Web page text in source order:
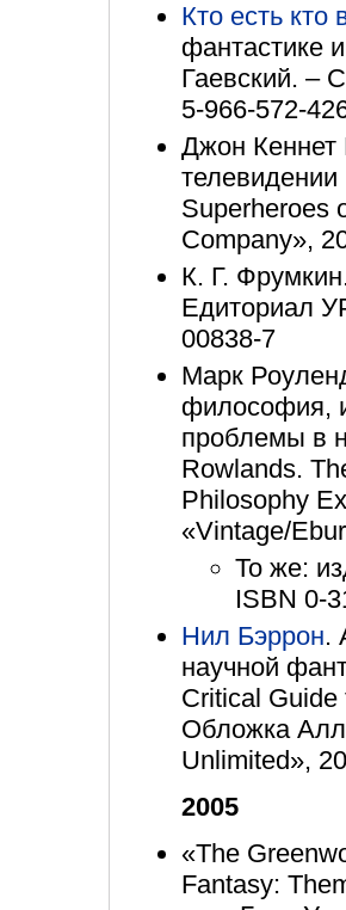
Кто есть кто
фантастике
Гаевский. –
5-966-572-
Джон Кеннет
Superheroes
Company»,
К. Г.
Едиториал
00838-7
Марк
философия,
проблемы в
Rowlands.
Philosophy
«Vintage/
То же:
ISBN 0-
Нил Бэррон.
научной
Critical
Обложка
Unlimited»,
2005
«The
Fantasy: